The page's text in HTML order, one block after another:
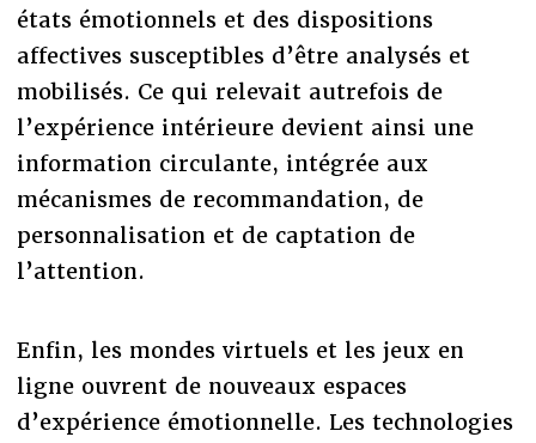
états émotionnels et des dispositions
affectives susceptibles d’être analysés et
mobilisés. Ce qui relevait autrefois de
l’expérience intérieure devient ainsi une
information circulante, intégrée aux
mécanismes de recommandation, de
personnalisation et de captation de
l’attention.
Enfin, les mondes virtuels et les jeux en
ligne ouvrent de nouveaux espaces
d’expérience émotionnelle. Les technologies